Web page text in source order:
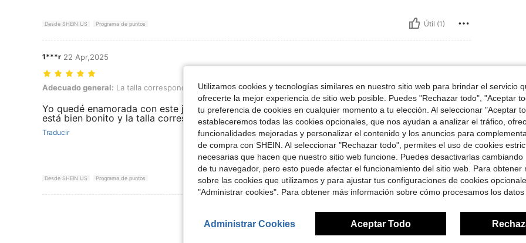
Desde SHEIN US Programa de puntos Útil (1)
1***r 22 Apr,2025
Adecuado general: La talla corresponde, Altura: 192 cm / 76 in, Color: Gris, Talla: L
Adecuado general: La talla corresponde Altura:192 cm / 76 in Color:Gris Talla:L
Yo quedé enamorada con este juego tal y como se ve una foto es para mi esposo
está bien bonito y la talla corresponde
Traducir
Desde SHEIN US Programa de puntos Útil (1)
Utilizamos cookies y tecnologías similares en nuestro sitio web para brindar el servicio
ofrecerte la mejor experiencia de sitio web posible. Puedes "Rechazar todo", "Aceptar
tu preferencia de cookies en cualquier momento a tu elección. Al seleccionar "Aceptar
estableceremos todas las cookies opcionales, que nos ayudan a analizar el tráfico,
funcionalidades mejoradas y personalizar el contenido y los anuncios para
de compra con SHEIN. Al seleccionar "Rechazar todo", permites el uso de cookies
necesarias que hacen que nuestro sitio web funcione. Puedes desactivarlas cambiando
de tu navegador, pero esto puede afectar el funcionamiento del sitio web. Para obtener
sobre las cookies que utilizamos y para ajustar tus configuraciones de cookies
"Administrar cookies". Para obtener más información sobre cómo procesamos los datos
Administrar Cookies Aceptar Todo